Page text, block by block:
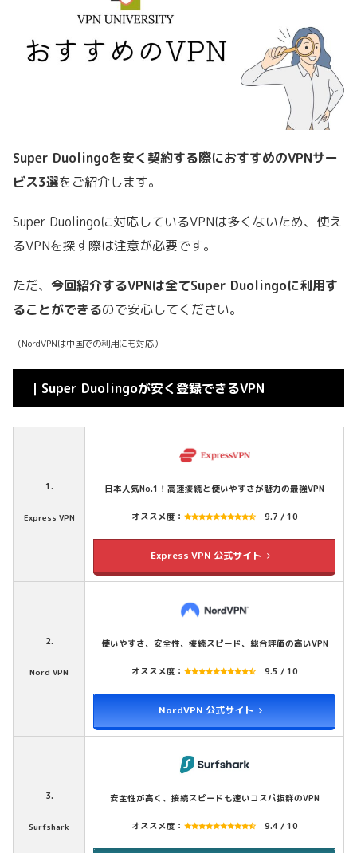
Super Duolingoを安く契約する際におすすめのVPNサー
ビス3選をご紹介します。
Super Duolingoに対応しているVPNは多くないため、使え
るVPNを探す際は注意が必要です。
ただ、 今回紹介するVPNは全てSuper Duolingoに利用す
ることができるので安心してください。
（NordVPNは中国での利用にも対応）
｜Super Duolingoが安く登録できるVPN
1.
Express VPN
日本人気No.1！高速接続と使いやすさが魅力の最強VPN
オススメ度： 9.7 / 10
Express VPN 公式サイト
2.
Nord VPN
使いやすさ、安全性、接続スピード、総合評価の高いVPN
オススメ度： 9.5 / 10
NordVPN 公式サイト
3.
Surfshark
安全性が高く、接続スピードも速いコスパ抜群のVPN
オススメ度： 9.4 / 10